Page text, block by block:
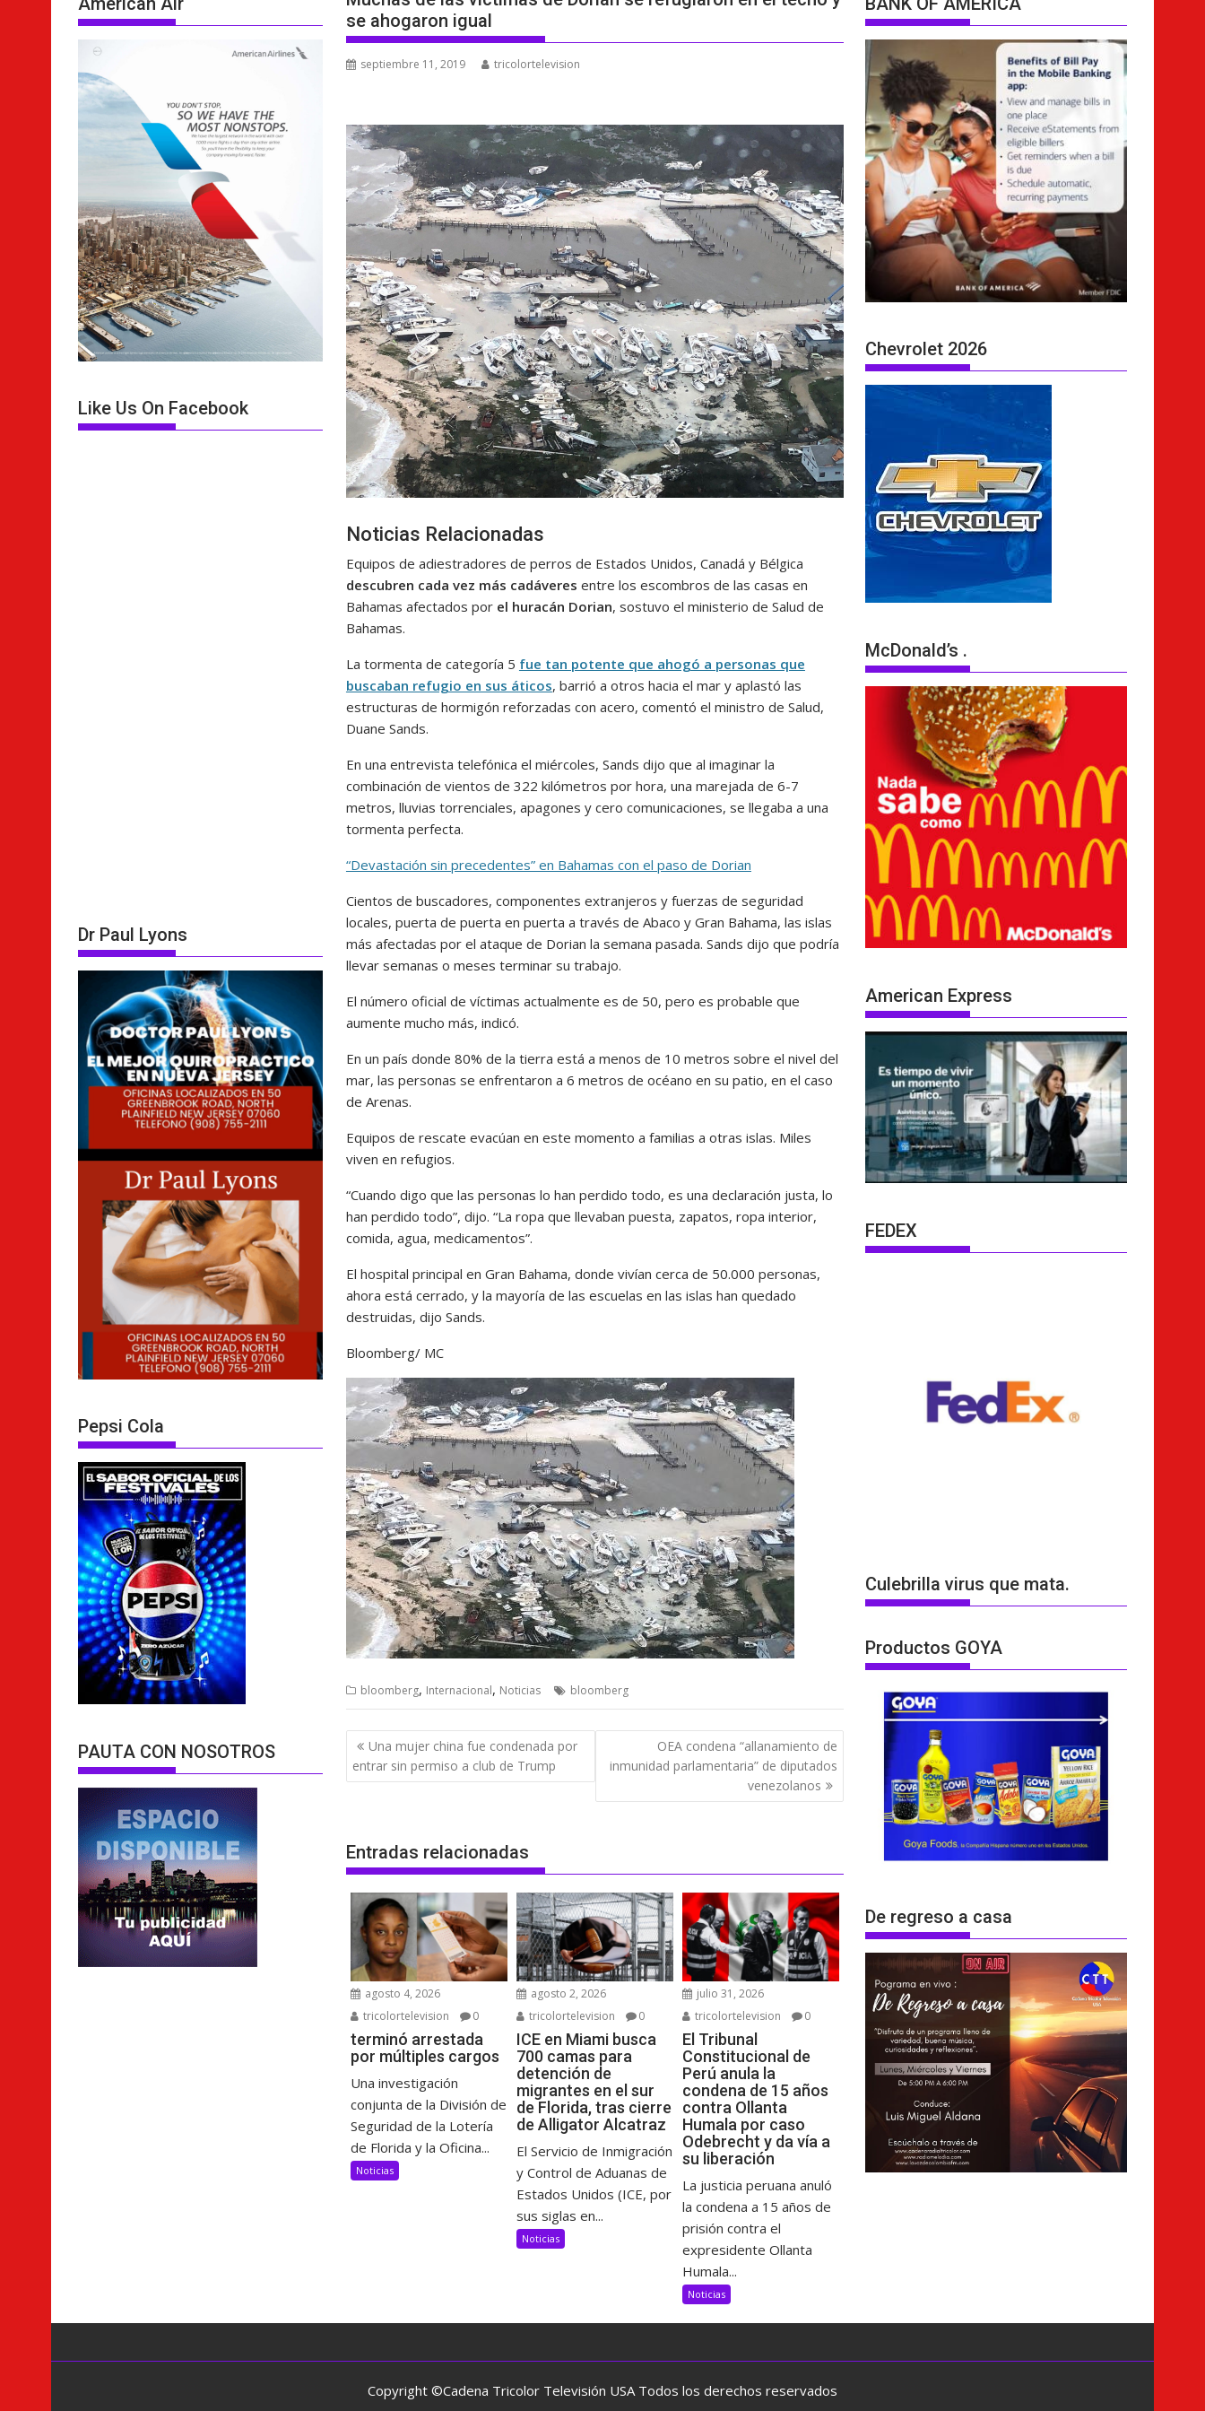
se ahogaron igual
septiembre 11, 2019 tricolortelevision
Noticias Relacionadas
Equipos de adiestradores de perros de Estados Unidos, Canadá y Bélgica
descubren cada vez más cadáveres entre los escombros de las casas en
Bahamas afectados por el huracán Dorian, sostuvo el ministerio de Salud de
Bahamas.
La tormenta de categoría 5 fue tan potente que ahogó a personas que
buscaban refugio en sus áticos, barrió a otros hacia el mar y aplastó las
estructuras de hormigón reforzadas con acero, comentó el ministro de Salud,
Duane Sands.
En una entrevista telefónica el miércoles, Sands dijo que al imaginar la
combinación de vientos de 322 kilómetros por hora, una marejada de 6-7
metros, lluvias torrenciales, apagones y cero comunicaciones, se llegaba a una
tormenta perfecta.
“Devastación sin precedentes” en Bahamas con el paso de Dorian
Cientos de buscadores, componentes extranjeros y fuerzas de seguridad
locales, puerta de puerta en puerta a través de Abaco y Gran Bahama, las islas
más afectadas por el ataque de Dorian la semana pasada. Sands dijo que podría
llevar semanas o meses terminar su trabajo.
El número oficial de víctimas actualmente es de 50, pero es probable que
aumente mucho más, indicó.
En un país donde 80% de la tierra está a menos de 10 metros sobre el nivel del
mar, las personas se enfrentaron a 6 metros de océano en su patio, en el caso
de Arenas.
Equipos de rescate evacúan en este momento a familias a otras islas. Miles
viven en refugios.
“Cuando digo que las personas lo han perdido todo, es una declaración justa, lo
han perdido todo”, dijo. “La ropa que llevaban puesta, zapatos, ropa interior,
comida, agua, medicamentos”.
El hospital principal en Gran Bahama, donde vivían cerca de 50.000 personas,
ahora está cerrado, y la mayoría de las escuelas en las islas han quedado
destruidas, dijo Sands.
Bloomberg/ MC
bloomberg, Internacional, Noticias bloomberg
Navegación
de
entradas
Una mujer china fue condenada por
entrar sin permiso a club de Trump
OEA condena “allanamiento de
inmunidad parlamentaria” de diputados
venezolanos
Entradas relacionadas
agosto 4, 2026
tricolortelevision
0
terminó arrestada
por múltiples cargos
Una investigación
conjunta de la División de
Seguridad de la Lotería
de Florida y la Oficina...
Noticias
agosto 2, 2026
tricolortelevision
0
ICE en Miami busca
700 camas para
detención de
migrantes en el sur
de Florida, tras cierre
de Alligator Alcatraz
El Servicio de Inmigración
y Control de Aduanas de
Estados Unidos (ICE, por
sus siglas en...
Noticias
julio 31, 2026
tricolortelevision
0
El Tribunal
Constitucional de
Perú anula la
condena de 15 años
contra Ollanta
Humala por caso
Odebrecht y da vía a
su liberación
La justicia peruana anuló
la condena a 15 años de
prisión contra el
expresidente Ollanta
Humala...
Noticias
Like Us On Facebook
Dr Paul Lyons
Pepsi Cola
PAUTA CON NOSOTROS
Chevrolet 2026
McDonald’s .
American Express
FEDEX
Culebrilla virus que mata.
Productos GOYA
De regreso a casa
Copyright ©Cadena Tricolor Televisión USA Todos los derechos reservados